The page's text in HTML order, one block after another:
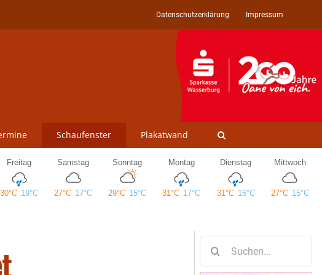
Datenschutzerklärung Impressum
Schaufenster Plakatwand
nach: